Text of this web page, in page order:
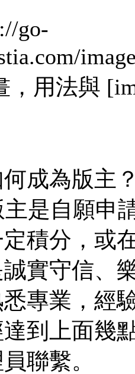
go-
，用法與
成為版主
是自願申
積分，或
實守信、
專業，經
到上面幾
聯繫。